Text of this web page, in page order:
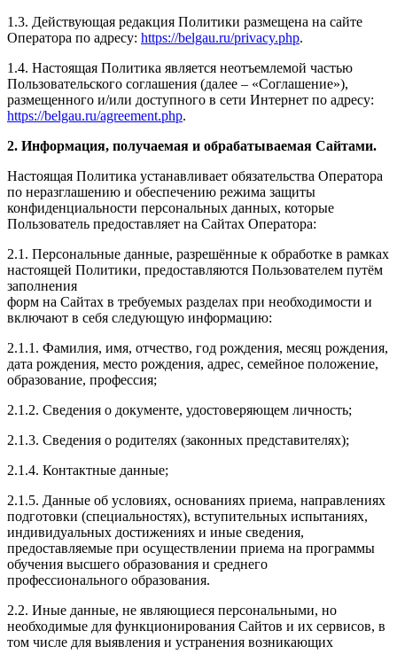
1.3. Действующая редакция Политики размещена на сайте
Оператора по адресу: https://belgau.ru/privacy.php.
1.4. Настоящая Политика является неотъемлемой частью
Пользовательского соглашения (далее – «Соглашение»),
размещенного и/или доступного в сети Интернет по адресу:
https://belgau.ru/agreement.php.
2. Информация, получаемая и обрабатываемая Сайтами.
Настоящая Политика устанавливает обязательства Оператора
по неразглашению и обеспечению режима защиты
конфиденциальности персональных данных, которые
Пользователь предоставляет на Сайтах Оператора:
2.1. Персональные данные, разрешённые к обработке в рамках
настоящей Политики, предоставляются Пользователем путём
заполнения
форм на Сайтах в требуемых разделах при необходимости и
включают в себя следующую информацию:
2.1.1. Фамилия, имя, отчество, год рождения, месяц рождения,
дата рождения, место рождения, адрес, семейное положение,
образование, профессия;
2.1.2. Сведения о документе, удостоверяющем личность;
2.1.3. Сведения о родителях (законных представителях);
2.1.4. Контактные данные;
2.1.5. Данные об условиях, основаниях приема, направлениях
подготовки (специальностях), вступительных испытаниях,
индивидуальных достижениях и иные сведения,
предоставляемые при осуществлении приема на программы
обучения высшего образования и среднего
профессионального образования.
2.2. Иные данные, не являющиеся персональными, но
необходимые для функционирования Сайтов и их сервисов, в
том числе для выявления и устранения возникающих